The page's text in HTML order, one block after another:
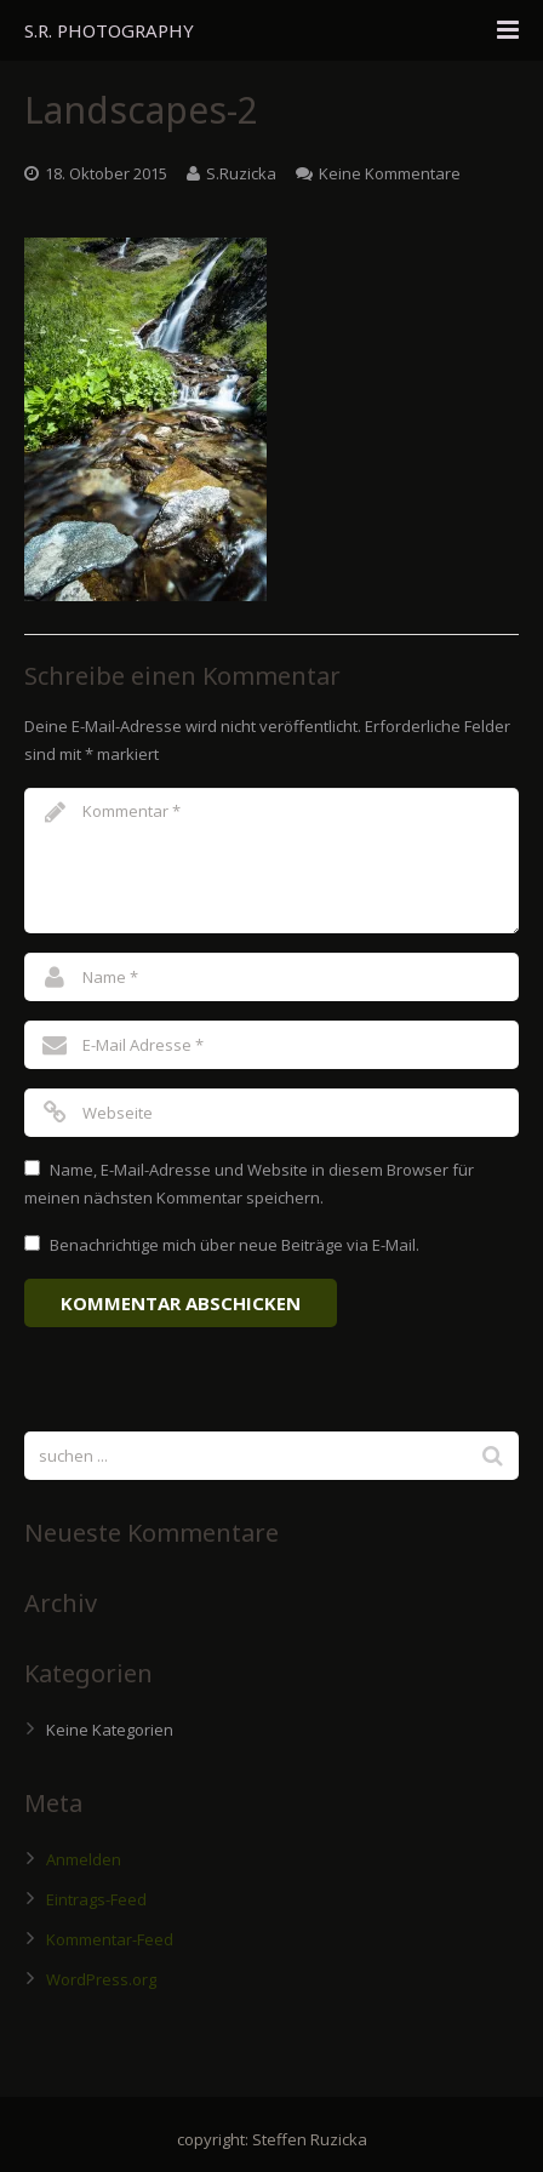
S.R. PHOTOGRAPHY
About
Blog
Gästebuch
Landscapes-2
18. Oktober 2015 S.Ruzicka Keine Kommentare
Schreibe einen Kommentar
Deine E-Mail-Adresse wird nicht veröffentlicht. Erforderliche Felder
sind mit* markiert
Name, E-Mail-Adresse und Website in diesem Browser für
meinen nächsten Kommentar speichern.
Benachrichtige mich über neue Beiträge via E-Mail.
Neueste Kommentare
Archiv
Kategorien
Keine Kategorien
Meta
Anmelden
Eintrags-Feed
Kommentar-Feed
WordPress.org
copyright: Steffen Ruzicka